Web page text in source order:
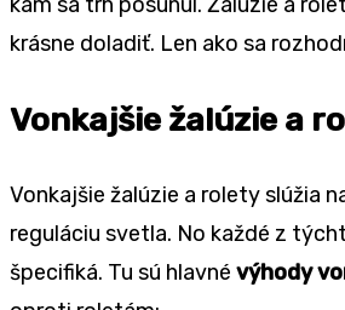
krásne doladiť. Len ako sa
Vonkajšie žalúzie a
Vonkajšie žalúzie a rolety slúžia
reguláciu svetla. No každé z
špecifiká. Tu sú hlavné výhody